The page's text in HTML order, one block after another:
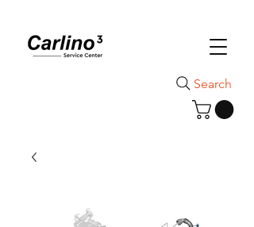
Search